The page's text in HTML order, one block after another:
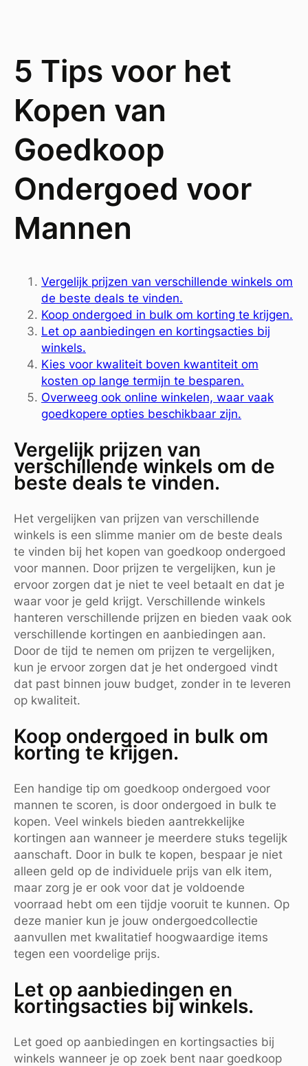
5 Tips voor het
Kopen van
Goedkoop
Ondergoed voor
Mannen
Vergelijk prijzen van verschillende winkels om
de beste deals te vinden.
Koop ondergoed in bulk om korting te krijgen.
Let op aanbiedingen en kortingsacties bij
winkels.
Kies voor kwaliteit boven kwantiteit om
kosten op lange termijn te besparen.
Overweeg ook online winkelen, waar vaak
goedkopere opties beschikbaar zijn.
Vergelijk prijzen van
verschillende winkels om de
beste deals te vinden.
Het vergelijken van prijzen van verschillende
winkels is een slimme manier om de beste deals
te vinden bij het kopen van goedkoop ondergoed
voor mannen. Door prijzen te vergelijken, kun je
ervoor zorgen dat je niet te veel betaalt en dat je
waar voor je geld krijgt. Verschillende winkels
hanteren verschillende prijzen en bieden vaak ook
verschillende kortingen en aanbiedingen aan.
Door de tijd te nemen om prijzen te vergelijken,
kun je ervoor zorgen dat je het ondergoed vindt
dat past binnen jouw budget, zonder in te leveren
op kwaliteit.
Koop ondergoed in bulk om
korting te krijgen.
Een handige tip om goedkoop ondergoed voor
mannen te scoren, is door ondergoed in bulk te
kopen. Veel winkels bieden aantrekkelijke
kortingen aan wanneer je meerdere stuks tegelijk
aanschaft. Door in bulk te kopen, bespaar je niet
alleen geld op de individuele prijs van elk item,
maar zorg je er ook voor dat je voldoende
voorraad hebt om een tijdje vooruit te kunnen. Op
deze manier kun je jouw ondergoedcollectie
aanvullen met kwalitatief hoogwaardige items
tegen een voordelige prijs.
Let op aanbiedingen en
kortingsacties bij winkels.
Let goed op aanbiedingen en kortingsacties bij
winkels wanneer je op zoek bent naar goedkoop